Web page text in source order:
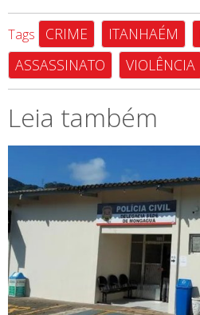
Tags CRIME ITANHAÉM
ASSASSINATO
VIOLÊNCIA
Leia também